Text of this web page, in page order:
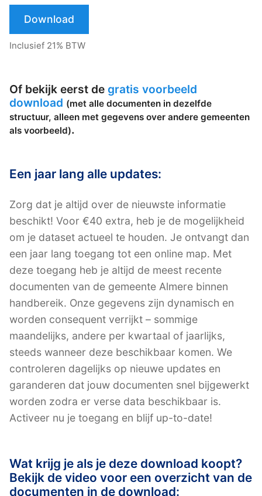
Download
Inclusief 21% BTW
Of bekijk eerst de gratis voorbeeld
download (met alle documenten in dezelfde
structuur, alleen met gegevens over andere gemeenten
als voorbeeld).
Een jaar lang alle updates:
Zorg dat je altijd over de nieuwste informatie
beschikt! Voor €40 extra, heb je de mogelijkheid
om je dataset actueel te houden. Je ontvangt dan
een jaar lang toegang tot een online map. Met
deze toegang heb je altijd de meest recente
documenten van de gemeente Almere binnen
handbereik. Onze gegevens zijn dynamisch en
worden consequent verrijkt – sommige
maandelijks, andere per kwartaal of jaarlijks,
steeds wanneer deze beschikbaar komen. We
controleren dagelijks op nieuwe updates en
garanderen dat jouw documenten snel bijgewerkt
worden zodra er verse data beschikbaar is.
Activeer nu je toegang en blijf up-to-date!
Wat krijg je als je deze download koopt?
Bekijk de video voor een overzicht van de
documenten in de download: